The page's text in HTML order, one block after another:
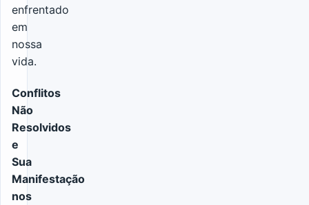
enfrentado
em
nossa
vida.
Conflitos
Não
Resolvidos
e
Sua
Manifestação
nos